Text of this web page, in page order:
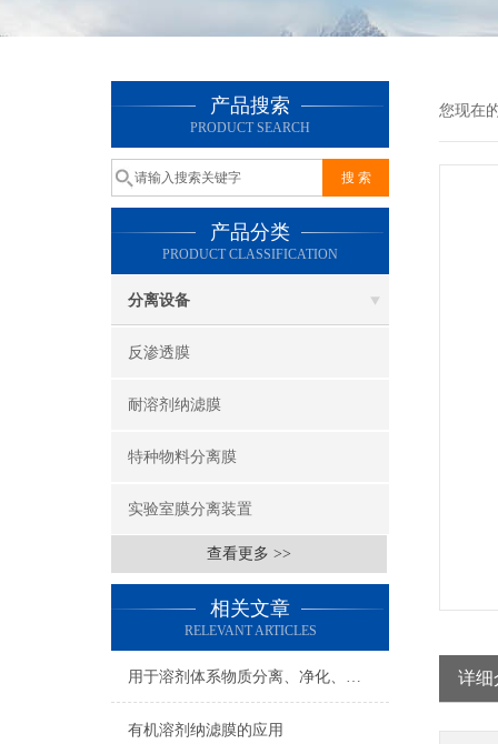
产品搜索
PRODUCT SEARCH
产品分类
PRODUCT CLASSIFICATION
分离设备
反渗透膜
耐溶剂纳滤膜
特种物料分离膜
实验室膜分离装置
查看更多 >>
相关文章
RELEVANT ARTICLES
用于溶剂体系物质分离、净化、纯化的膜技术
有机溶剂纳滤膜的应用
您现在
详细